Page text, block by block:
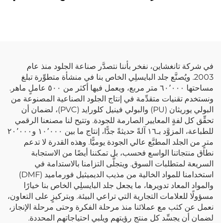
في شركة تانغشاين، نفخر بأننا نتصدَّر صناعة الجلود منذ عام
2003. ويُصنَّع جلد البايسلِي الخاص بنا في منشأة متطوِّرة تبلغ
مساحتها ٦٠٬٠٠٠ متر مربع، ويعمل فيها أكثر من ٥٠٠ عاملٍ ماهر.
ونستخدم تقنيات متقدِّمة في إنتاج الجلود الصناعية المصنوعة من
البولي يوريثان (PU) والبولي فينيل كلورايد (PVC)، لضمان أن
تحقِّق كل لفةٍ المعايير الصارمة للجودة. وتتيح لنا مصنعنا الرقمي
للطباعة، المزوَّد بـ١٦ آلةً حديثةً جدًّا، إنتاج ما بين ١٠٬٠٠٠ و٢٠٬٠٠٠
مترٍ من الجلد المطبَّع عالي الجودة يوميًّا. وهذه القدرة لا تدعم
نطاق منتجاتنا الواسع فحسب، بل تمكننا أيضًا من الاستجابة
السريعة لمتطلبات السوق. ويتجلَّى التزامنا بالاستدامة في
استخدامنا للمواد الخالية من مذيب الديميثيل فورماميد (DMF)
والمواد المعاد تدويرها، ما يجعل جلد البايسلِي الخاص بنا خيارًا
مسؤولًا للعلامات التجارية التي تراعي البيئة. وبتركيزٍ على التعاون،
نعمل عن كثب مع عملائنا منذ مرحلة الفكرة وحتى مرحلة الإنجاز،
لضمان أن يجسِّد كل منتج رؤيتهم ويلبي احتياجاتهم المحددة.